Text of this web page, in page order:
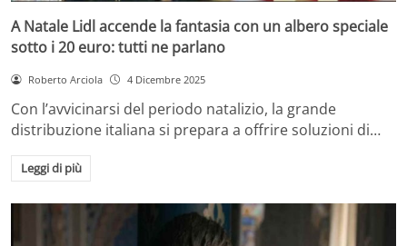
A Natale Lidl accende la fantasia con un albero speciale
sotto i 20 euro: tutti ne parlano
Roberto Arciola 4 Dicembre 2025
Con l’avvicinarsi del periodo natalizio, la grande
distribuzione italiana si prepara a offrire soluzioni di…
Leggi di più